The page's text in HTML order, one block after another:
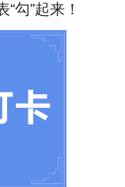
勾”起来！